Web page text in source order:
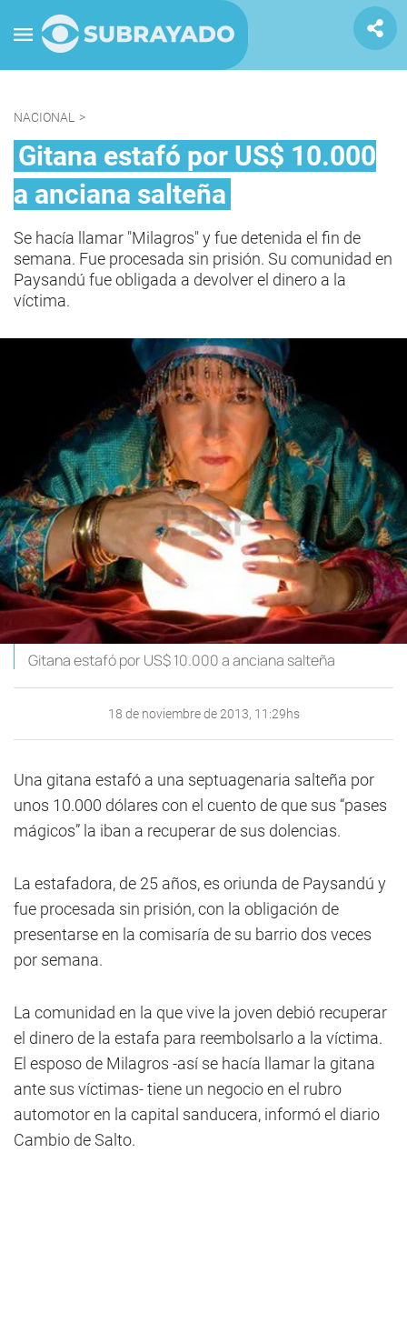
NACIONAL >
Gitana estafó por US$ 10.000
a anciana salteña
Se hacía llamar "Milagros" y fue detenida el fin de
semana. Fue procesada sin prisión. Su comunidad en
Paysandú fue obligada a devolver el dinero a la
víctima.
Gitana estafó por US$ 10.000 a anciana salteña
18 de noviembre de 2013, 11:29hs
Una gitana estafó a una septuagenaria salteña por
unos 10.000 dólares con el cuento de que sus “pases
mágicos” la iban a recuperar de sus dolencias.
La estafadora, de 25 años, es oriunda de Paysandú y
fue procesada sin prisión, con la obligación de
presentarse en la comisaría de su barrio dos veces
por semana.
La comunidad en la que vive la joven debió recuperar
el dinero de la estafa para reembolsarlo a la víctima.
El esposo de Milagros -así se hacía llamar la gitana
ante sus víctimas- tiene un negocio en el rubro
automotor en la capital sanducera, informó el diario
Cambio de Salto.